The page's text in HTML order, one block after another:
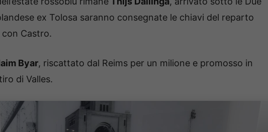
ex Tolosa saranno consegnate le chiavi del reparto
Castro.
Byar, riscattato dal Reims per un milione e promosso in
di Valles.